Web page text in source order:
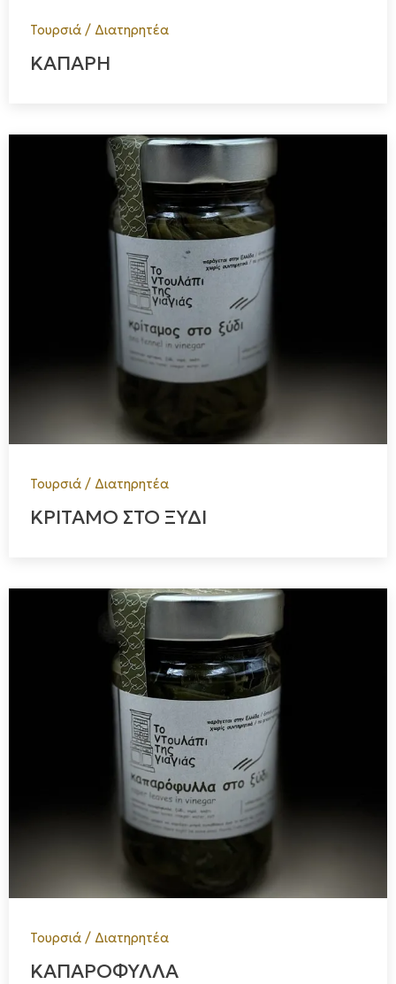
Τουρσιά / Διατηρητέα
ΚΑΠΑΡΗ
Τουρσιά / Διατηρητέα
ΚΡΙΤΑΜΟ ΣΤΟ ΞΥΔΙ
Τουρσιά / Διατηρητέα
ΚΑΠΑΡΟΦΥΛΛΑ